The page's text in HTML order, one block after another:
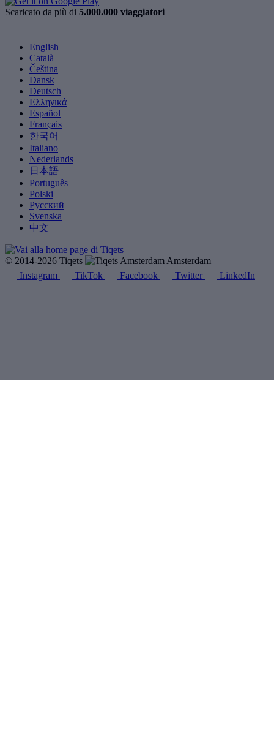
Scaricato da più di 5.000.000 viaggiatori
English
Català
Čeština
Dansk
Deutsch
Ελληνικά
Español
Français
한국어
Italiano
Nederlands
日本語
Português
Polski
Русский
Svenska
中文
© 2014-2026 Tiqets
Amsterdam
Instagram
TikTok Facebook Twitter LinkedIn